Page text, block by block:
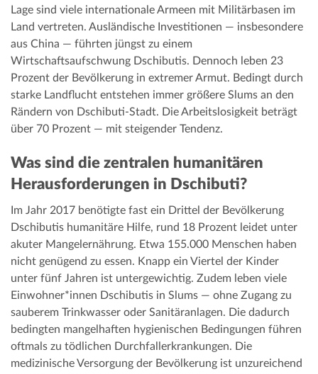
Lage sind viele internationale Armeen mit Militärbasen im
Land vertreten. Ausländische Investitionen — insbesondere
aus China — führten jüngst zu einem
Wirtschaftsaufschwung Dschibutis. Dennoch leben 23
Prozent der Bevölkerung in extremer Armut. Bedingt durch
starke Landflucht entstehen immer größere Slums an den
Rändern von Dschibuti-Stadt. Die Arbeitslosigkeit beträgt
über 70 Prozent — mit steigender Tendenz.
Was sind die zentralen humanitären
Herausforderungen in Dschibuti?
Im Jahr 2017 benötigte fast ein Drittel der Bevölkerung
Dschibutis humanitäre Hilfe, rund 18 Prozent leidet unter
akuter Mangelernährung. Etwa 155.000 Menschen haben
nicht genügend zu essen. Knapp ein Viertel der Kinder
unter fünf Jahren ist untergewichtig. Zudem leben viele
Einwohner*innen Dschibutis in Slums — ohne Zugang zu
sauberem Trinkwasser oder Sanitäranlagen. Die dadurch
bedingten mangelhaften hygienischen Bedingungen führen
oftmals zu tödlichen Durchfallerkrankungen. Die
medizinische Versorgung der Bevölkerung ist unzureichend